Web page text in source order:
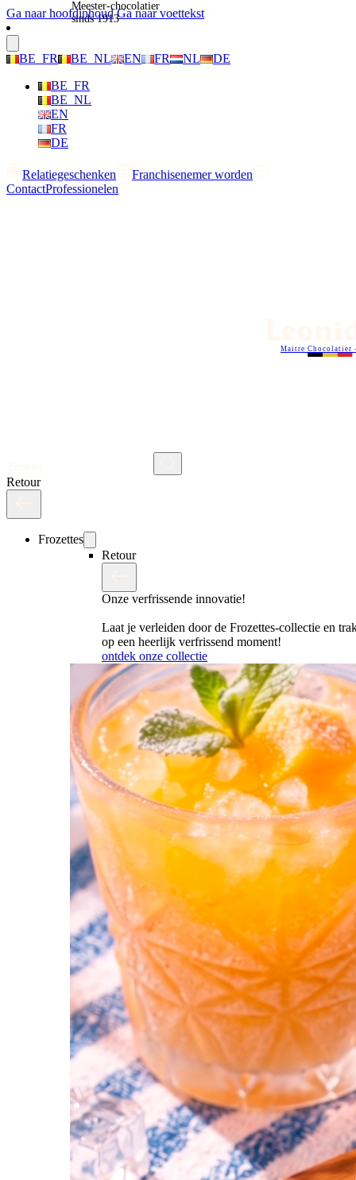
Ga naar hoofdinhoud Ga naar voettekst
BE_FR BE_NL EN FR NL
DE
BE_FR
BE_NL
EN
FR
DE
Relatiegeschenken
Franchisenemer worden
ContactProfessionelen
Maitre Chocolatier
Retour
Frozettes
Retour
Onze verfrissende innovatie!
Laat je verleiden door de Frozettes-collectie en
op een heerlijk verfrissend moment!
ontdek onze collectie
Meester-chocolatier
sinds 1913